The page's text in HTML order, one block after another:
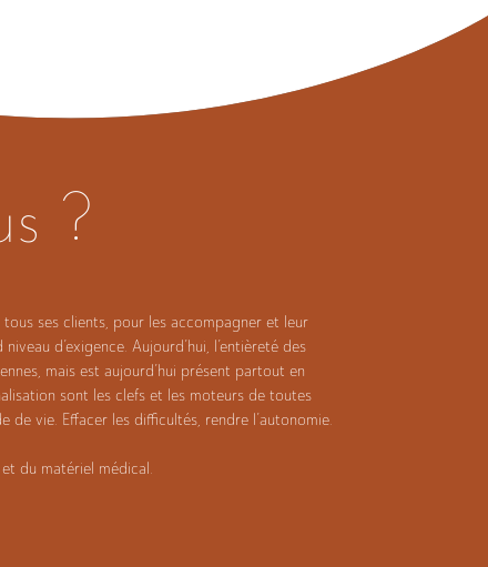
?
tous ses clients, pour les accompagner et leur
d’exigence. Aujourd’hui, l’entièreté des
mais est aujourd’hui présent partout en
sont les clefs et les moteurs de toutes
vie. Effacer les difficultés, rendre l’autonomie.
du matériel médical.